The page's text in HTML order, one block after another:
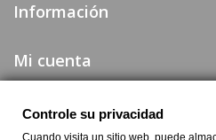
Información
Mi cuenta
Web segura
Controle su privacidad
Cuando visita un sitio web, puede